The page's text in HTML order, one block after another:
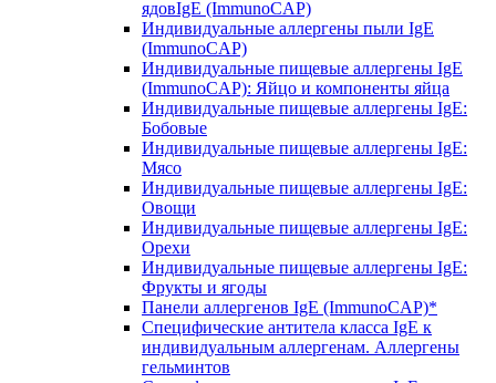
ядовIgE (ImmunoCAP)
Индивидуальные аллергены пыли IgE
(ImmunoCAP)
Индивидуальные пищевые аллергены IgE
(ImmunoCAP): Яйцо и компоненты яйца
Индивидуальные пищевые аллергены IgE:
Бобовые
Индивидуальные пищевые аллергены IgE:
Мясо
Индивидуальные пищевые аллергены IgE:
Овощи
Индивидуальные пищевые аллергены IgE:
Орехи
Индивидуальные пищевые аллергены IgE:
Фрукты и ягоды
Панели аллергенов IgE (ImmunoCAP)*
Специфические антитела класса IgE к
индивидуальным аллергенам. Аллергены
гельминтов